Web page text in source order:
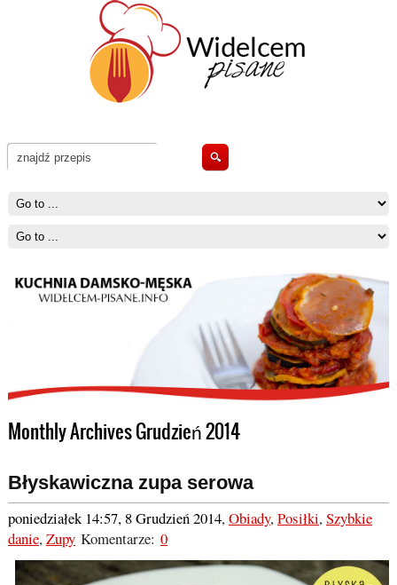
Monthly Archives Grudzień 2014
Błyskawiczna zupa serowa
poniedziałek 14:57, 8 Grudzień 2014,Obiady,Posiłki,Szybkie
danie,ZupyKomentarze: 0